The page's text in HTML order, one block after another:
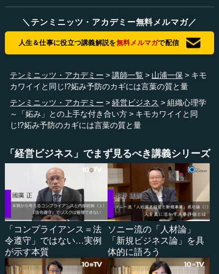
組織心理学の大きなテーマになると思います。
山浦 そうですね。
うようにもお聞きしました。組織を運営していく中で、ど
のように「妬み」という要素に向き合い、悪い嫉妬であれ
ば、それを（どう）良くしていくようにするのか。これに
ついては、どういう工夫をするとよろしいのでしょうか。
したように、「あの人がひいきされている」ということを
感じると、「私にはつれないあの上司は、あるいは仲間は
一体なんなの」というようなことで、妬みが生まれてしま
ですから、リーダーを中心にした人付き合い、社員やメ
ンバーたちとのお付き合いの中で、どれだけ公平さ・公正
さを担保するかというのが、非常に重要な問題になってく
ると思います。
できる方にどうしてもたくさん仕事を頼みたくなるとい
うことも、リーダーであれば当然の采配だと思われます。
＼テンミニッツ・アカデミー無料メルマガ／
人生＆仕事に役立つ講義解説を無料メルマガで配信
テンミニッツ・アカデミー 講師一覧 山浦一保
キモ
カワイイと同じ!?妬み予防のカギには言葉の質と量
テンミニッツ・アカデミー
経営ビジネス
組織心理学
～「妬み」との上手な付き合い方
キモカワイイと同
じ!?妬み予防のカギには言葉の質と量
「経営ビジネス」でまず見るべき講義シリーズ
「コンプライアンス＝法
令遵守」ではない…実例
が示す本質
ソニー流の「人材論」
「新規ビジネス論」を具
体的に語ろう